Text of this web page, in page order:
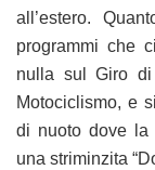
all’estero.
programmi che
nulla sul Giro di
Motociclismo, e
di nuoto dove la
una striminzita